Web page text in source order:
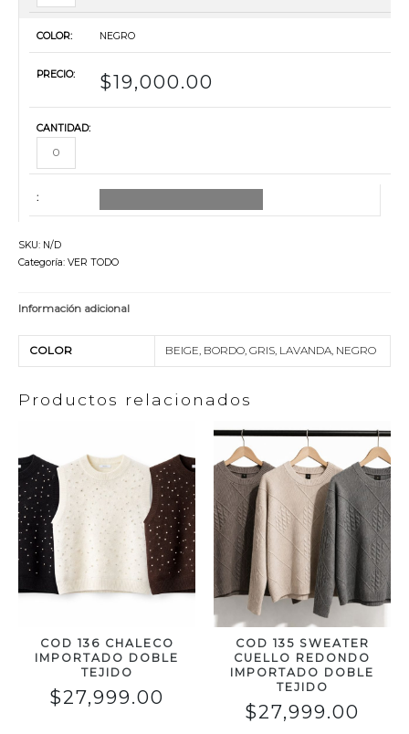
NEGRO
$19,000.00
SKU: N/D
Categoría: VER TODO
Información adicional
COLOR BEIGE, BORDO, GRIS, LAVANDA, NEGRO
Productos relacionados
COD 136 CHALECO
IMPORTADO DOBLE
TEJIDO
$27,999.00
COD 135 SWEATER
CUELLO REDONDO
IMPORTADO DOBLE
TEJIDO
$27,999.00